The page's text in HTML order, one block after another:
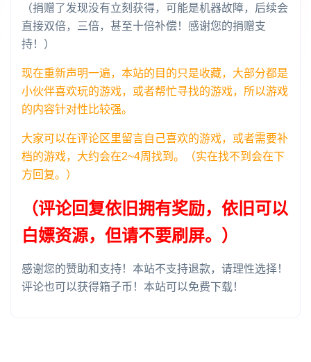
（捐赠了发现没有立刻获得，可能是机器故障，后续会
直接双倍，三倍，甚至十倍补偿！感谢您的捐赠支
持！）
现在重新声明一遍，本站的目的只是收藏，大部分都是
小伙伴喜欢玩的游戏，或者帮忙寻找的游戏，所以游戏
的内容针对性比较强。
大家可以在评论区里留言自己喜欢的游戏，或者需要补
档的游戏，大约会在2~4周找到。（实在找不到会在下
方回复。）
（评论回复依旧拥有奖励，依旧可以
白嫖资源，但请不要刷屏。）
感谢您的赞助和支持！本站不支持退款，请理性选择！
评论也可以获得箱子币！本站可以免费下载！